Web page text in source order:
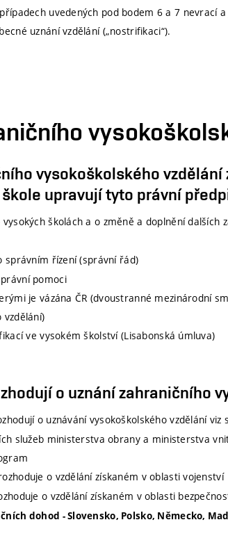
uvedených pod bodem 6 a 7 nevrací
uznání vzdělání („nostrifikaci“).
vysokoškolského
upravují tyto právní
vysokých školách a o změně a doplnění dalších
správním řízení (správní řád)
pomoci
je vázána ČR (dvoustranné mezinárodní
vzdělání)
ve vysokém školství (Lisabonská úmluva)
o uznání zahraničního
o uznávání vysokoškolského vzdělání
služeb ministerstva obrany a ministerstva
o vzdělání získaném v oblasti vojenství
o vzdělání získaném v oblasti
dohod - Slovensko, Polsko, Německo,